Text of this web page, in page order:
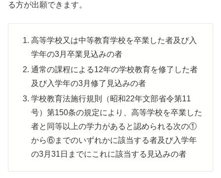
る方が出願できます。
高等学校又は中等教育学校を卒業した者及び入
学年の3月卒業見込みの者
通常の課程による12年の学校教育を修了した者
及び入学年の3月修了見込みの者
学校教育法施行規則（昭和22年文部省令第11
号）第150条の規定により、高等学校を卒業した
者と同等以上の学力があると認められる次の①
から⑥までのいずれかに該当する者及び入学年
の3月31日までにこれに該当する見込みの者